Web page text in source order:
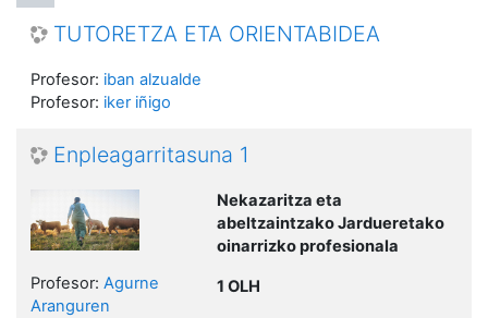
TUTORETZA ETA ORIENTABIDEA
Profesor: iban alzualde
Profesor: iker iñigo
Enpleagarritasuna 1
Nekazaritza eta
abeltzaintzako Jardueretako
oinarrizko profesionala
1 OLH
Profesor: Agurne
Aranguren